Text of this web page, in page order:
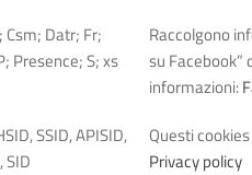
Datr; Fr;
Presence; S; xs
Raccolgono
su Facebook”
informazioni:
SSID, APISID,
SID
Questi
Privacy policy